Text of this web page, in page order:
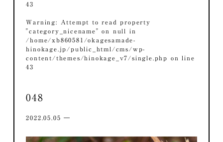
43
Warning: Attempt to read property
"category_nicename" on null in
/home/xb860581/okagesamade-
hinokage.jp/public_html/cms/wp-
content/themes/hinokage_v7/single.php
on line
43
048
2022.05.05 ―